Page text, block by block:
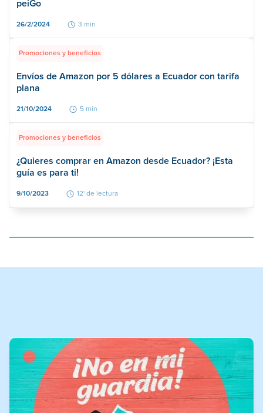
peiGo
26/2/2024 3 min
Promociones y beneficios
Envíos de Amazon por 5 dólares a Ecuador con tarifa
plana
21/10/2024 5 min
Promociones y beneficios
¿Quieres comprar en Amazon desde Ecuador? ¡Esta
guía es para ti!
9/10/2023 12' de lectura